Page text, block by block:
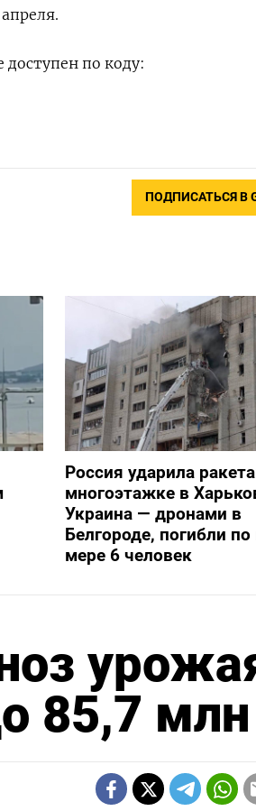
по коду:
ПОДПИСАТЬСЯ В
Россия ударила
многоэтажке в
Украина — дронами в
Белгороде, погибли
мере 6 человек
85,7